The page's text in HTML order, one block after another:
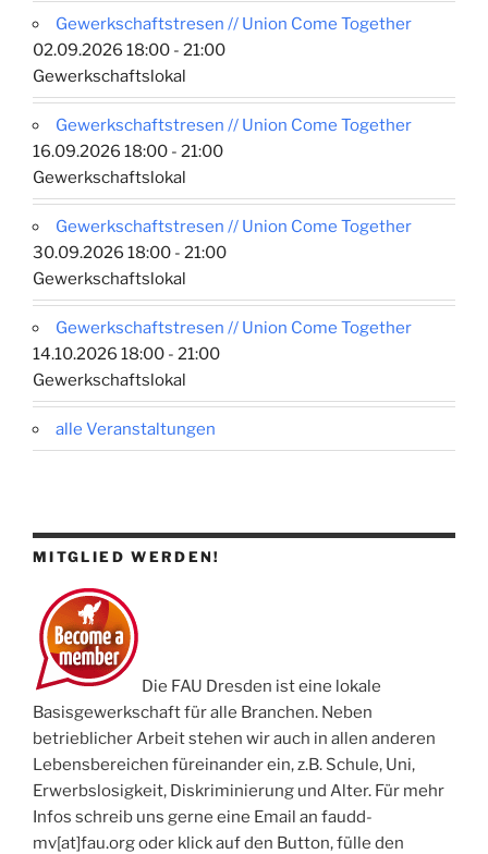
Gewerkschaftstresen // Union Come Together
02.09.2026 18:00 - 21:00
Gewerkschaftslokal
Gewerkschaftstresen // Union Come Together
16.09.2026 18:00 - 21:00
Gewerkschaftslokal
Gewerkschaftstresen // Union Come Together
30.09.2026 18:00 - 21:00
Gewerkschaftslokal
Gewerkschaftstresen // Union Come Together
14.10.2026 18:00 - 21:00
Gewerkschaftslokal
alle Veranstaltungen
MITGLIED WERDEN!
Die FAU Dresden ist eine lokale
Basisgewerkschaft für alle Branchen. Neben
betrieblicher Arbeit stehen wir auch in allen anderen
Lebensbereichen füreinander ein, z.B. Schule, Uni,
Erwerbslosigkeit, Diskriminierung und Alter. Für mehr
Infos schreib uns gerne eine Email an faudd-
mv[at]fau.org oder klick auf den Button, fülle den